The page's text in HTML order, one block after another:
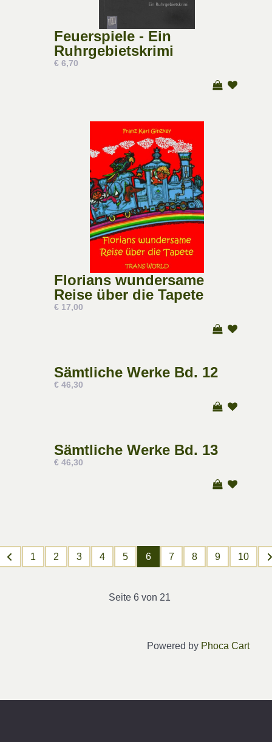
Feuerspiele - Ein
Ruhrgebietskrimi
€ 6,70
Florians wundersame
Reise über die Tapete
€ 17,00
Sämtliche Werke Bd. 12
€ 46,30
Sämtliche Werke Bd. 13
€ 46,30
1 2 3 4 5 6 7 8 9 10
Seite 6 von 21
Powered by Phoca Cart